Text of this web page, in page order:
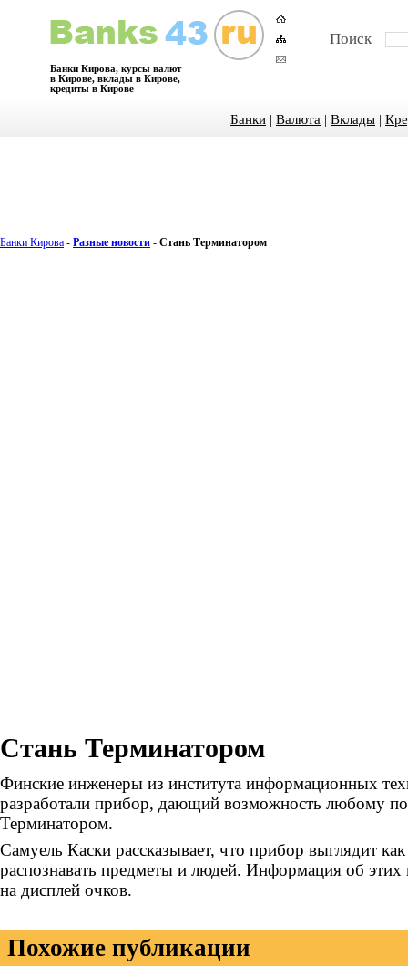
Банки Кирова, курсы валют
в Кирове, вклады в Кирове,
кредиты в Кирове
Поиск
Банки | Валюта | Вклады |
Банки Кирова - Разные новости - Стань Терминатором
Стань Терминатором
Финские инженеры из института информационных
разработали прибор, дающий возможность любому
Терминатором.
Самуель Каски рассказывает, что прибор выглядит
распознавать предметы и людей. Информация об этих
на дисплей очков.
Похожие публикации